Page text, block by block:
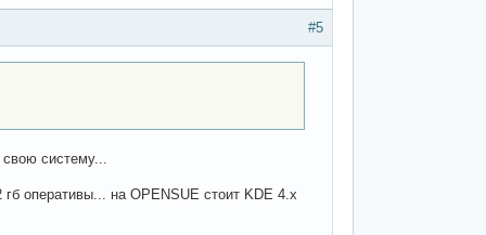
#5
систему...
оперативы... на OPENSUE стоит KDE 4.х